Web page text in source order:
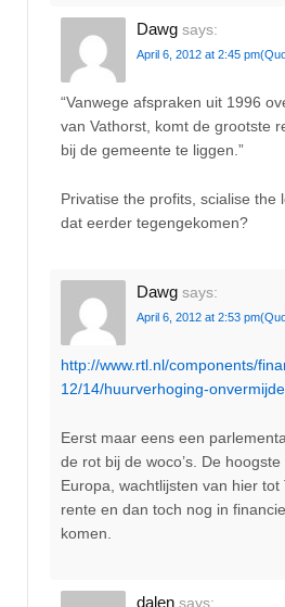
Dawg says:
April 6, 2012 at 2:45 pm
“Vanwege afspraken uit 1996
van Vathorst, komt de grootste
bij de gemeente te liggen.”
Privatise the profits, scialise the
dat eerder tegengekomen?
Dawg says:
April 6, 2012 at 2:53 pm
http://www.rtl.nl/components/
12/14/huurverhoging-
Eerst maar eens een
de rot bij de woco’s. De
Europa, wachtlijsten van hier tot
rente en dan toch nog in
komen.
dalen says: